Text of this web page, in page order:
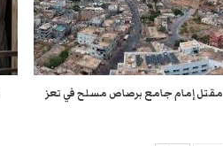
مقتل إمام جامع برصاص مسلح في تعز